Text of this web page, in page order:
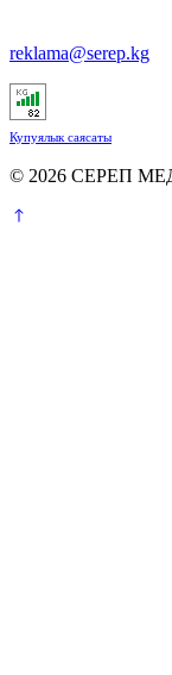
reklama@serep.kg
Купуялык саясаты
© 2026 СЕРЕП